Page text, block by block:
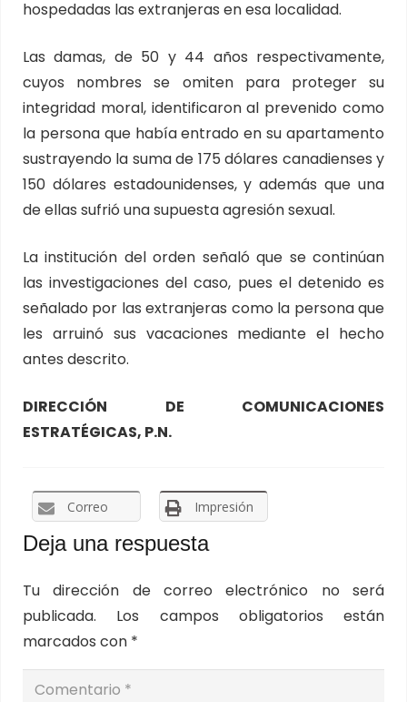
hospedadas las extranjeras en esa localidad.
Las damas, de 50 y 44 años respectivamente,
cuyos nombres se omiten para proteger su
integridad moral, identificaron al prevenido como
la persona que había entrado en su apartamento
sustrayendo la suma de 175 dólares canadienses y
150 dólares estadounidenses, y además que una
de ellas sufrió una supuesta agresión sexual.
La institución del orden señaló que se continúan
las investigaciones del caso, pues el detenido es
señalado por las extranjeras como la persona que
les arruinó sus vacaciones mediante el hecho
antes descrito.
DIRECCIÓN DE COMUNICACIONES
ESTRATÉGICAS, P.N.
Correo Impresión
Deja una respuesta
Tu dirección de correo electrónico no será
publicada.
Los campos obligatorios están
marcados con *